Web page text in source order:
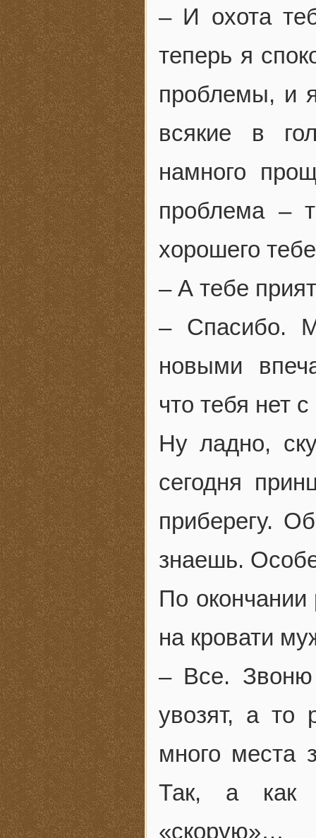
– И охота
теперь я
проблемы, и
всякие в
намного
проблема –
хорошего
– А тебе
– Спасибо.
новыми
что тебя нет
Ну ладно,
сегодня
приберегу.
знаешь.
По окончании
на кровати
– Все. Звоню
увозят, а то
много места
Так, а как
«скорую»…